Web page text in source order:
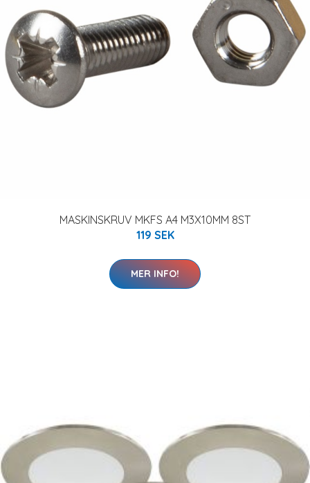
MASKINSKRUV MKFS A4 M3X10MM 8ST
119 SEK
MER INFO!